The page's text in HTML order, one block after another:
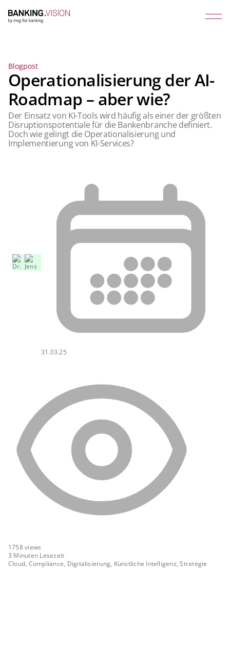
Blogpost
Operationalisierung der AI-
Roadmap – aber wie?
Der Einsatz von KI-Tools wird häufig als einer der größten
Disruptionspotentiale für die Bankenbranche definiert.
Doch wie gelingt die Operationalisierung und
Implementierung von KI-Services?
31.03.25
1758views
3 Minuten Lesezeit
Cloud, Compliance, Digitalisierung, Künstliche Intelligenz, Strategie